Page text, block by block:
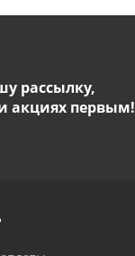
рассылку,
акциях первым!